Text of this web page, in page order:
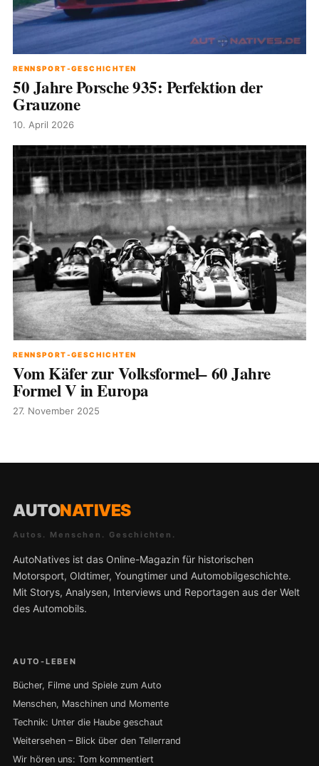
RENNSPORT-GESCHICHTEN
50 Jahre Porsche 935: Perfektion der
Grauzone
10. April 2026
RENNSPORT-GESCHICHTEN
Vom Käfer zur Volksformel– 60 Jahre
Formel V in Europa
27. November 2025
AUTONATIVES
Autos. Menschen. Geschichten.
AutoNatives ist das Online-Magazin für historischen
Motorsport, Oldtimer, Youngtimer und Automobilgeschichte.
Mit Storys, Analysen, Interviews und Reportagen aus der Welt
des Automobils.
AUTO-LEBEN
Bücher, Filme und Spiele zum Auto
Menschen, Maschinen und Momente
Technik: Unter die Haube geschaut
Weitersehen – Blick über den Tellerrand
Wir hören uns: Tom kommentiert